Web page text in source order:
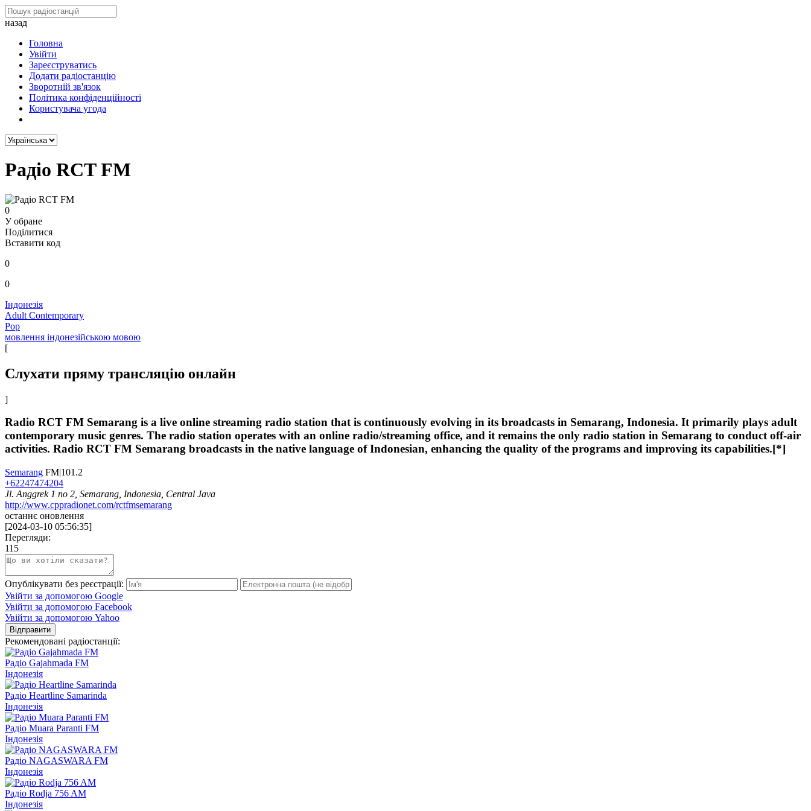
назад
Головна
Увійти
Зареєструватись
Додати радіостанцію
Зворотній зв'язок
Політика конфіденційності
Користувача угода
Радіо RCT FM
0
У обране
Поділитися
Вставити код
0
0
Індонезія
Adult Contemporary
Pop
мовлення індонезійською мовою
[
Слухати пряму трансляцію онлайн
]
Radio RCT FM Semarang is a live online streaming radio station that is continuously evolving in its broadcasts in Semarang, Indonesia. It primarily plays adult
contemporary music genres. The radio station operates with an online radio/streaming office, and it remains the only radio station in Semarang to conduct off-air
activities. Radio RCT FM Semarang broadcasts in the native language of Indonesian, enhancing the quality of the programs and improving its capabilities.[*]
Semarang FM|101.2
+62247474204
Jl. Anggrek 1 no 2, Semarang, Indonesia, Central Java
http://www.cppradionet.com/rctfmsemarang
останнє оновлення
[2024-03-10 05:56:35]
Перегляди:
115
Опублікувати без реєстрації:
Увійти за допомогою Google
Увійти за допомогою Facebook
Увійти за допомогою Yahoo
Відправити
Рекомендовані радіостанції:
Радіо Gajahmada FM
Індонезія
Радіо Heartline Samarinda
Індонезія
Радіо Muara Paranti FM
Індонезія
Радіо NAGASWARA FM
Індонезія
Радіо Rodja 756 AM
Індонезія